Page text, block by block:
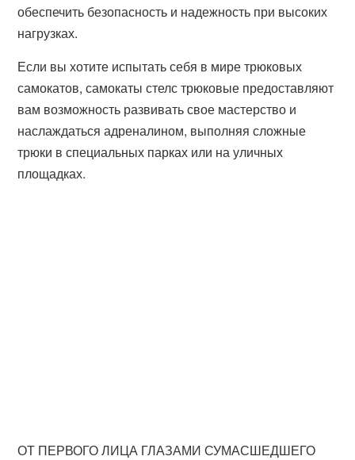
обеспечить безопасность и надежность при высоких
нагрузках.
Если вы хотите испытать себя в мире трюковых
самокатов, самокаты стелс трюковые предоставляют
вам возможность развивать свое мастерство и
наслаждаться адреналином, выполняя сложные
трюки в специальных парках или на уличных
площадках.
ОТ ПЕРВОГО ЛИЦА ГЛАЗАМИ СУМАСШЕДШЕГО